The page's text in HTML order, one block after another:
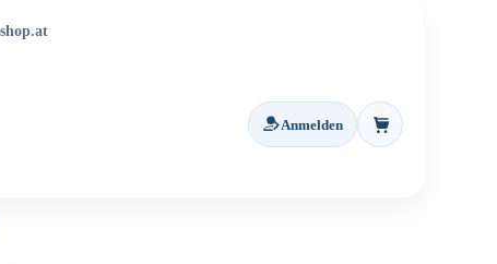
Anmelden Warenkorb